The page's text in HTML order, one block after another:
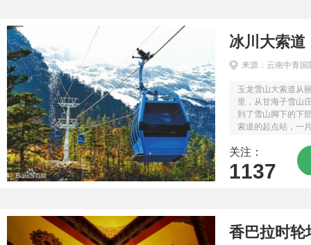
冰川大索道
来源：云南中青
玉龙雪山大索道从
里，从甘海子雪山
到了雪山脚下的下
索道的起点站，一
直至雪山主峰扇子
关注：
1137
香巴拉时轮